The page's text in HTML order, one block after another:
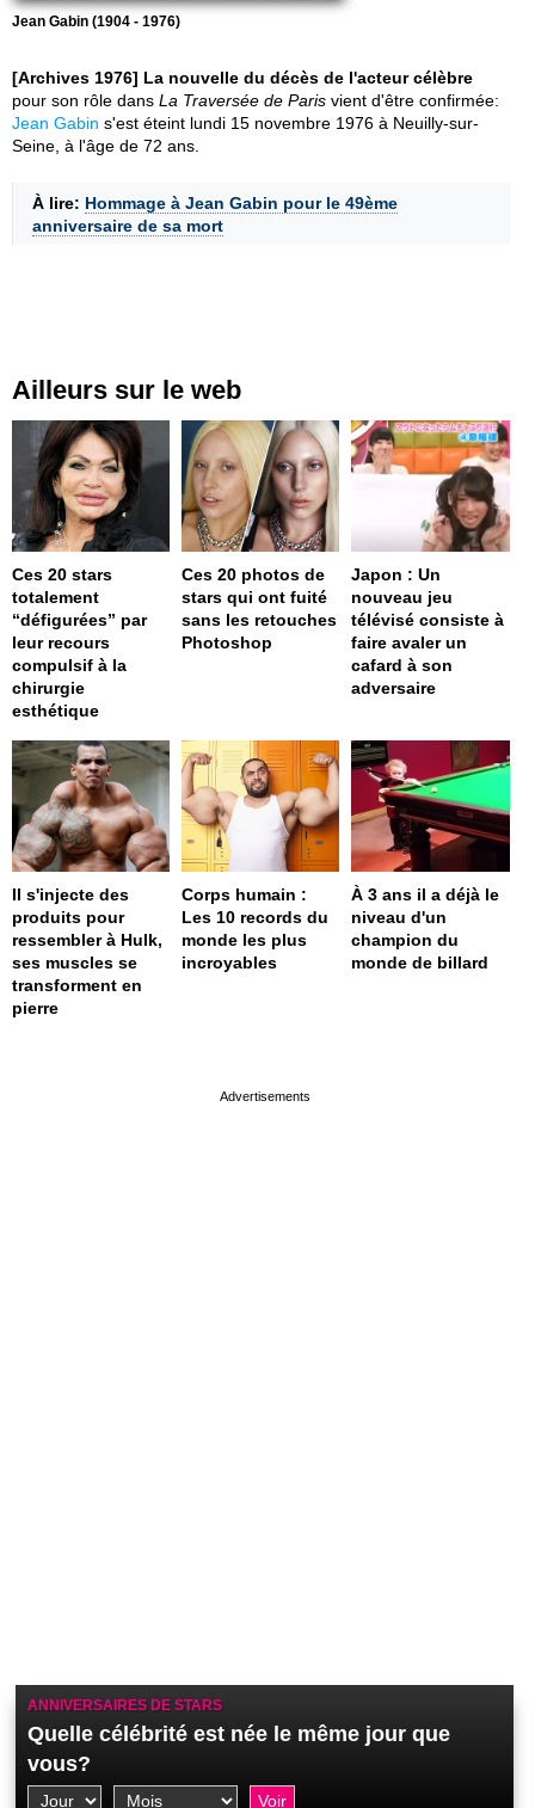
Jean Gabin (1904 - 1976)
[Archives 1976] La nouvelle du décès de l'acteur célèbre
pour son rôle dans La Traversée de Paris vient d'être confirmée:
Jean Gabin s'est éteint lundi 15 novembre 1976 à Neuilly-sur-
Seine, à l'âge de 72 ans.
À lire: Hommage à Jean Gabin pour le 49ème
anniversaire de sa mort
Ailleurs sur le web
Ces 20 stars
totalement
“défigurées” par
leur recours
compulsif à la
chirurgie
esthétique
Ces 20 photos de
stars qui ont fuité
sans les retouches
Photoshop
Japon : Un
nouveau jeu
télévisé consiste à
faire avaler un
cafard à son
adversaire
Il s'injecte des
produits pour
ressembler à Hulk,
ses muscles se
transforment en
pierre
Corps humain :
Les 10 records du
monde les plus
incroyables
À 3 ans il a déjà le
niveau d'un
champion du
monde de billard
ANNIVERSAIRES DE STARS
Quelle célébrité est née le même jour que
vous?